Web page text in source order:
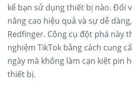
kể bạn sử dụng thiết bị nào. Đối
nâng cao hiệu quả và sự dễ
Redfinger. Công cụ đột phá này
nghiệm TikTok bằng cách cung
ngày mà không làm cạn kiệt pin
thiết bị.